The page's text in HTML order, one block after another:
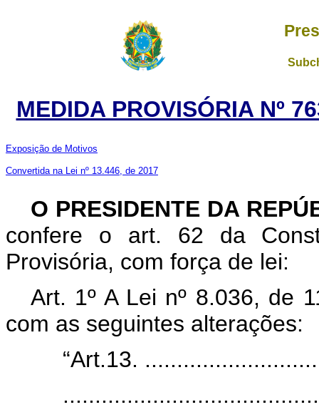
MEDIDA PROVISÓRIA Nº
Exposição de Motivos
Convertida na Lei nº 13.446, de 2017
O PRESIDENTE DA
confere o art. 62 da
Provisória, com força de lei:
Art. 1º A Lei nº 8.036, de
com as seguintes alterações:
“Art.13.